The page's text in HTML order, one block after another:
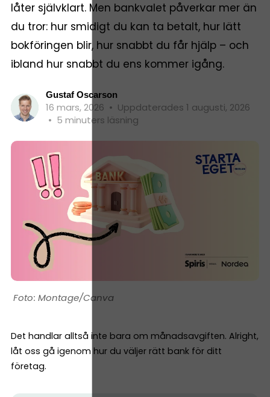
låter självklart. Men bankvalet påverkar mer än
du tror: hur smidigt du kan ta betalt, hur lätt
bokföringen blir, hur snabbt du får hjälp – och
ibland hur snabbt du ens kommer igång.
Gustaf Oscarson
16 mars, 2026 • Uppdaterades 1 augusti, 2026
• 5 minuters läsning
Montage/Canva
Det handlar alltså inte bara om månadsavgiften. Alright,
låt oss gå igenom hur du väljer rätt bank för ditt
företag.